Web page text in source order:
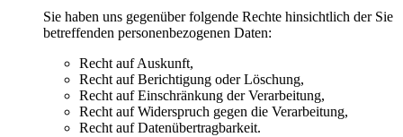
Sie haben uns gegenüber folgende Rechte hinsichtlich der Sie
betreffenden personenbezogenen Daten:
Recht auf Auskunft,
Recht auf Berichtigung oder Löschung,
Recht auf Einschränkung der Verarbeitung,
Recht auf Widerspruch gegen die Verarbeitung,
Recht auf Datenübertragbarkeit.